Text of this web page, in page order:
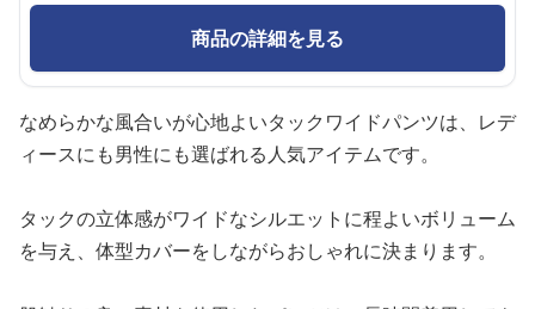
商品の詳細を見る
なめらかな風合いが心地よいタックワイドパンツは、レデ
ィースにも男性にも選ばれる人気アイテムです。
タックの立体感がワイドなシルエットに程よいボリューム
を与え、体型カバーをしながらおしゃれに決まります。